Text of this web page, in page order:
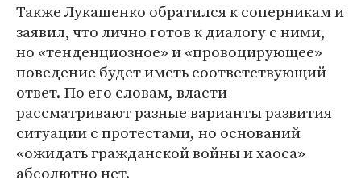
Также Лукашенко обратился к соперникам и
заявил, что лично готов к диалогу с ними,
но «тенденциозное» и «провоцирующее»
поведение будет иметь соответствующий
ответ. По его словам, власти
рассматривают разные варианты развития
ситуации с протестами, но оснований
«ожидать гражданской войны и хаоса»
абсолютно нет.